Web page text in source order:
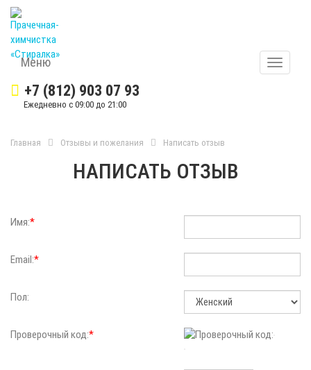
Меню
Меню
+7 (812) 903 07 93
Ежедневно с 09:00 до 21:00
Главная Отзывы и пожелания Написать отзыв
НАПИСАТЬ ОТЗЫВ
Имя:*
Email:*
Пол:
Проверочный код:*